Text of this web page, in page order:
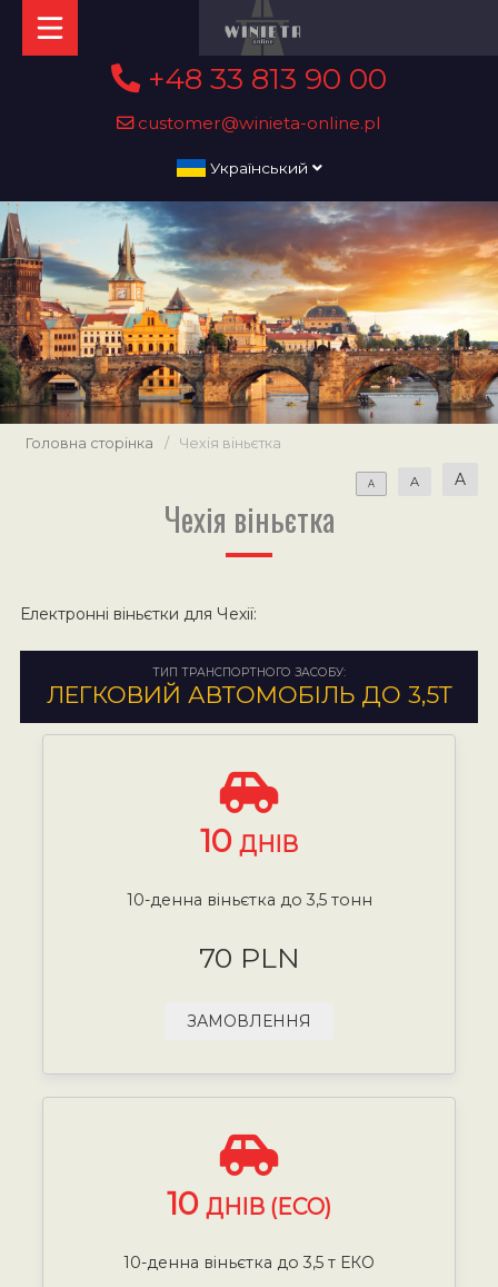
+48 33 813 90 00
customer@winieta-online.pl
Український
Головна сторінка / Чехія віньєтка
A A A
Чехія віньєтка
Електронні віньєтки для Чехії:
ТИП ТРАНСПОРТНОГО ЗАСОБУ:
ЛЕГКОВИЙ АВТОМОБІЛЬ ДО 3,5Т
10 ДНІВ
10-денна віньєтка до 3,5 тонн
70 PLN
ЗАМОВЛЕННЯ
10 ДНІВ (ECO)
10-денна віньєтка до 3,5 т ЕКО